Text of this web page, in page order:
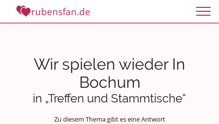
rubensfan.de
Wir spielen wieder In
Bochum
in „Treffen und Stammtische“
Zu diesem Thema gibt es eine Antwort